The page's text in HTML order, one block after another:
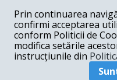
Postează comentariu
Prin continuarea
confirmi acceptarea
conform Politicii de
modifica setările
instrucțiunile din